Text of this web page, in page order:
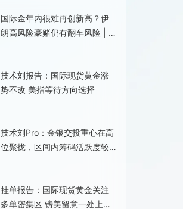
国际金年内很难再创新高？伊
朗高风险豪赌仍有翻车风险 | 8
技术刘报告：国际现货黄金涨
势不改 美指等待方向选择
技术刘Pro：金银交投重心在高
位聚拢，区间内筹码活跃度较
挂单报告：国际现货黄金关注
多单密集区 镑美留意一处上行